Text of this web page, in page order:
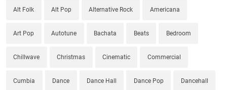
Alt Folk Alt Pop Alternative Rock Americana
Art Pop Autotune Bachata Beats Bedroom
Chillwave Christmas Cinematic Commercial
Cumbia Dance Dance Hall Dance Pop Dancehall